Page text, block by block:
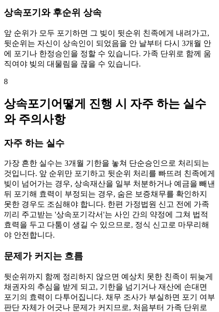
상속포기와 후순위 상속
앞 순위가 모두 포기하면 그 빚이 뒷순위 친족에게 내려가고,
뒷순위는 자신이 상속인이 되었음을 안 날부터 다시 3개월 안
에 포기나 한정승인을 정할 수 있습니다. 가족 단위로 함께 움
직여야 빚의 대물림을 끊을 수 있습니다.
8
상속포기어떻게 진행 시 자주 하는 실수
와 주의사항
자주 하는 실수
가장 흔한 실수는 3개월 기한을 놓쳐 단순승인으로 처리되는
것입니다. 앞 순위만 포기하고 뒷순위 처리를 빠뜨려 친족에게
빚이 넘어가는 경우, 상속재산을 일부 처분하거나 예금을 빼낸
뒤 포기해 효력이 부정되는 경우, 숨은 보증채무를 확인하지
못한 경우도 조심해야 합니다. 한편 가정법원 신고 전에 가족
끼리 주고받는 '상속포기각서'는 사인 간의 약정에 그쳐 법적
효력을 두고 다툼이 생길 수 있으므로, 정식 신고로 마무리해
야 안전합니다.
문제가 커지는 흐름
뒷순위까지 함께 정리하지 않으면 예상치 못한 친족이 뒤늦게
채권자의 추심을 받게 되고, 기한을 넘기거나 재산에 손대면
포기의 효력이 다투어집니다. 채무 조사가 부실하면 포기 여부
판단 자체가 어긋나 문제가 커지므로, 처음부터 가족 단위로